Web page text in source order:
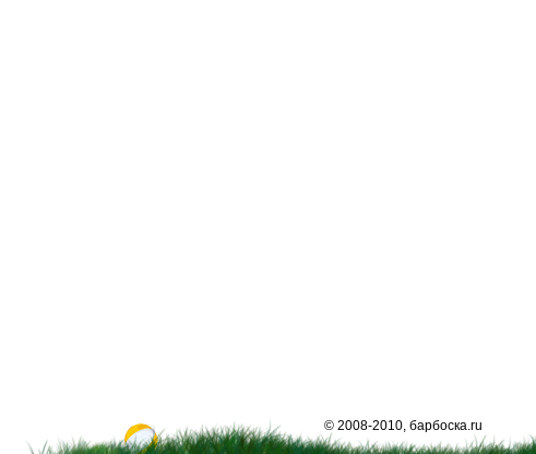
© 2008-2010, барбоска.ru